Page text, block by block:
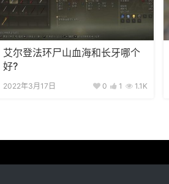
艾尔登法环尸山血海和长牙哪个
好?
2022年3月17日 0 1 1.1K